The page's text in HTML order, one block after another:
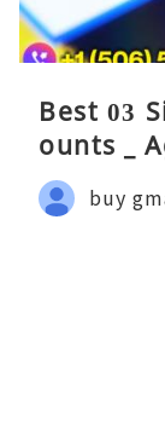
Best 03
ounts _
buy